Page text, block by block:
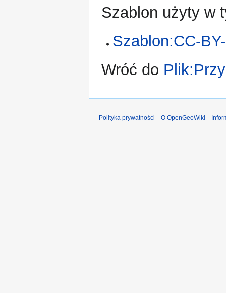
Szablon użyty w
Szablon:CC-
Wróć do
Polityka prywatności O OpenGeoWiki